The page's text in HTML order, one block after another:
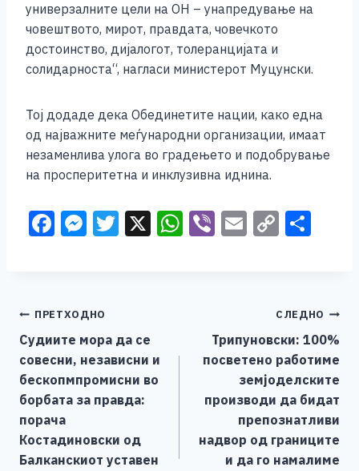
универзалните цели на ОН – унапредување на
човештвото, мирот, правдата, човечкото
достоинство, дијалогот, толеранцијата и
солидарноста“, нагласи министерот Муцунски.
Тој додаде дека Обединетите нации, како една
од најважните меѓународни организации, имаат
незаменлива улога во градењето и подобрување
на просперитетна и инклузивна иднина.
F
b
o
o
k
M
n
g
er
T X W Vi E C
Li
n
k
Навигација
на
напис
ПРЕТХОДНО
Судиите мора да се
совесни, независни и
бескопмпромисни во
борбата за правда:
порача
Костадиновски од
Балканскиот уставен
СЛЕДНО
Трипуновски: 100%
посветено работиме
земјоделските
производи да бидат
препознатливи
надвор од границите
и да го намалиме